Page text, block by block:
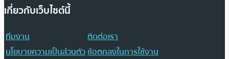
เกี่ยวกับเว็บไซต์นี้
ทีมงาน
ติดต่อเรา
นโยบายความเป็นส่วนตัวข้อตกลงในการใช้งาน